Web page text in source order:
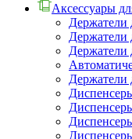
Аксессуары
Держатели
Держатели
Держатели
Держатели